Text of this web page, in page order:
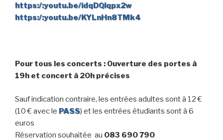
https:/:youtu.be/idqDQlqpx2w
https:/:youtu.be/KYLnHn8TMk4
Pour tous les concerts : Ouverture des portes à
19h et concert à 20h précises
Sauf indication contraire, les entrées adultes sont à 12 €
(10 € avec le PASS) et les entrées étudiants sont à 6
euros
Réservation souhaitée au 083 690 790